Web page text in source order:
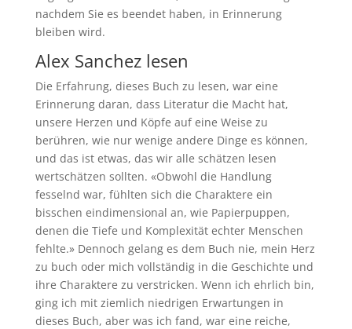
nachdem Sie es beendet haben, in Erinnerung
bleiben wird.
Alex Sanchez lesen
Die Erfahrung, dieses Buch zu lesen, war eine
Erinnerung daran, dass Literatur die Macht hat,
unsere Herzen und Köpfe auf eine Weise zu
berühren, wie nur wenige andere Dinge es können,
und das ist etwas, das wir alle schätzen lesen
wertschätzen sollten. «Obwohl die Handlung
fesselnd war, fühlten sich die Charaktere ein
bisschen eindimensional an, wie Papierpuppen,
denen die Tiefe und Komplexität echter Menschen
fehlte.» Dennoch gelang es dem Buch nie, mein Herz
zu buch oder mich vollständig in die Geschichte und
ihre Charaktere zu verstricken. Wenn ich ehrlich bin,
ging ich mit ziemlich niedrigen Erwartungen in
dieses Buch, aber was ich fand, war eine reiche,